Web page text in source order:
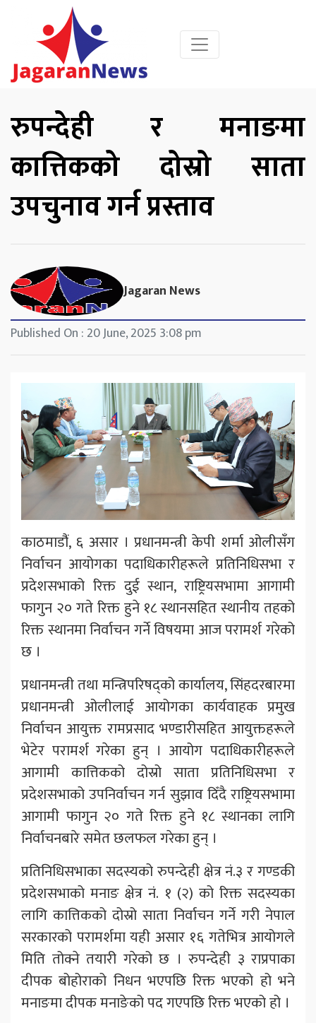
रुपन्देही र मनाङमा
कात्तिकको दोस्रो साता
उपचुनाव गर्न प्रस्ताव
Jagaran News
Published On : 20 June, 2025 3:08 pm
काठमाडौंं, ६ असार । प्रधानमन्त्री केपी शर्मा ओलीसँग
निर्वाचन आयोगका पदाधिकारीहरूले प्रतिनिधिसभा र
प्रदेशसभाको रिक्त दुई स्थान, राष्ट्रियसभामा आगामी
फागुन २० गते रिक्त हुने १८ स्थानसहित स्थानीय तहको
रिक्त स्थानमा निर्वाचन गर्ने विषयमा आज परामर्श गरेको
छ ।
प्रधानमन्त्री तथा मन्त्रिपरिषद्को कार्यालय, सिंहदरबारमा
प्रधानमन्त्री ओलीलाई आयोगका कार्यवाहक प्रमुख
निर्वाचन आयुक्त रामप्रसाद भण्डारीसहित आयुक्तहरूले
भेटेर परामर्श गरेका हुन् । आयोग पदाधिकारीहरूले
आगामी कात्तिकको दोस्रो साता प्रतिनिधिसभा र
प्रदेशसभाको उपनिर्वाचन गर्न सुझाव दिँदै राष्ट्रियसभामा
आगामी फागुन २० गते रिक्त हुने १८ स्थानका लागि
निर्वाचनबारे समेत छलफल गरेका हुन् ।
प्रतिनिधिसभाका सदस्यको रुपन्देही क्षेत्र नं.३ र गण्डकी
प्रदेशसभाको मनाङ क्षेत्र नं. १ (२) को रिक्त सदस्यका
लागि कात्तिकको दोस्रो साता निर्वाचन गर्ने गरी नेपाल
सरकारको परामर्शमा यही असार १६ गतेभित्र आयोगले
मिति तोक्ने तयारी गरेको छ । रुपन्देही ३ राप्रपाका
दीपक बोहोराको निधन भएपछि रिक्त भएको हो भने
मनाङमा दीपक मनाङेको पद गएपछि रिक्त भएको हो ।